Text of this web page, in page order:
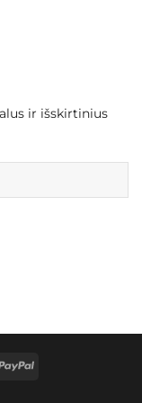
ir išskirtinius
PayPal